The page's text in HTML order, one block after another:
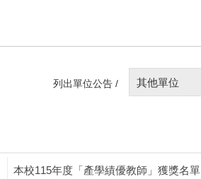
列出單位公告 / 其他單位
本校115年度「產學績優教師」獲獎名單